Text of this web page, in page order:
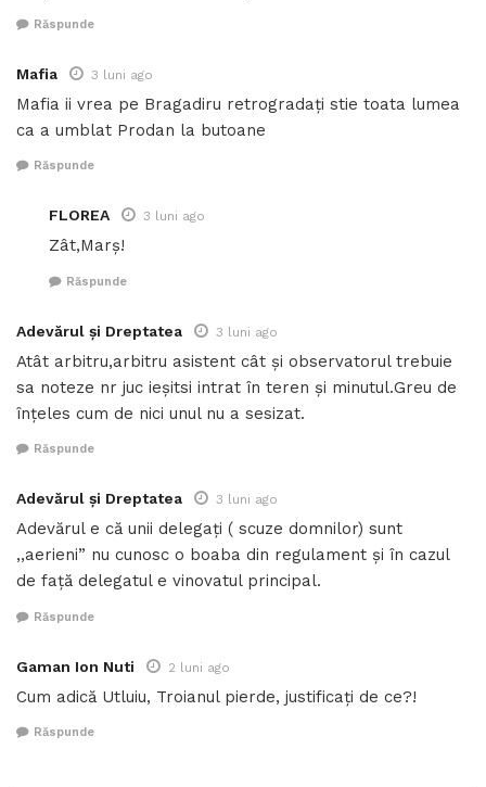
Răspunde
Mafia 3 luni ago
Mafia ii vrea pe Bragadiru retrogradați stie toata lumea
ca a umblat Prodan la butoane
Răspunde
FLOREA 3 luni ago
Zât,Marș!
Răspunde
Adevărul și Dreptatea 3 luni ago
Atât arbitru,arbitru asistent cât și observatorul trebuie
sa noteze nr juc ieșitsi intrat în teren și minutul.Greu de
înțeles cum de nici unul nu a sesizat.
Răspunde
Adevărul și Dreptatea 3 luni ago
Adevărul e că unii delegați ( scuze domnilor) sunt
,,aerieni” nu cunosc o boaba din regulament și în cazul
de față delegatul e vinovatul principal.
Răspunde
Gaman Ion Nuti 2 luni ago
Cum adică Utluiu, Troianul pierde, justificați de ce?!
Răspunde